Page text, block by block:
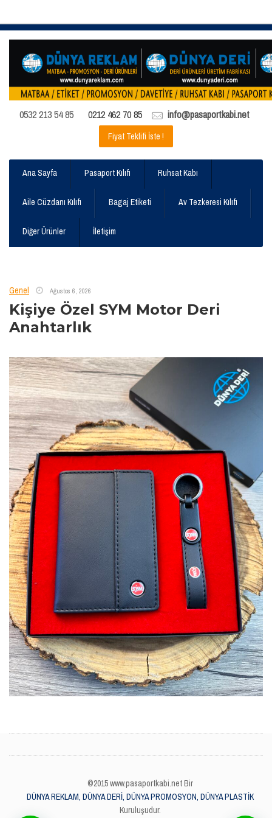
0532 213 54 85 0212 462 70 85 info@pasaportkabi.net
Fiyat Teklifi İste !
Ana Sayfa Pasaport Kılıfı Ruhsat Kabı
Aile Cüzdanı Kılıfı Bagaj Etiketi Av Tezkeresi Kılıfı
Diğer Ürünler İletişim
Genel Ağustos 6, 2026
Kişiye Özel SYM Motor Deri
Anahtarlık
©2015 www.pasaportkabi.net Bir
DÜNYA REKLAM, DÜNYA DERİ, DÜNYA PROMOSYON, DÜNYA PLASTİK
Kuruluşudur.